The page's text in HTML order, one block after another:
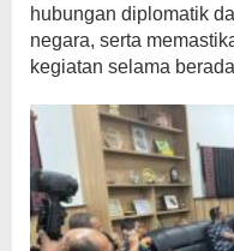
hubungan diplomatik
negara, serta
kegiatan selama